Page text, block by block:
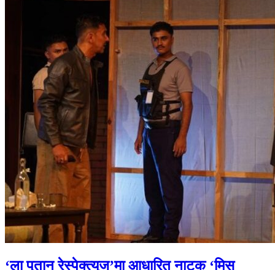
‘ला पुतान रेस्पेक्त्युज’मा आधारित नाटक ‘मिस